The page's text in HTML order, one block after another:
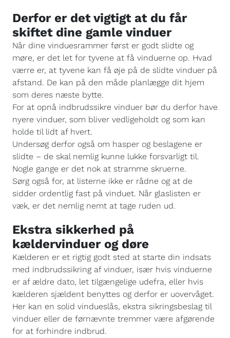
Derfor er det vigtigt at du får
skiftet dine gamle vinduer
Når dine vinduesrammer først er godt slidte og
møre, er det let for tyvene at få vinduerne op. Hvad
værre er, at tyvene kan få øje på de slidte vinduer på
afstand. De kan på den måde planlægge dit hjem
som deres næste bytte.
For at opnå indbrudssikre vinduer bør du derfor have
nyere vinduer, som bliver vedligeholdt og som kan
holde til lidt af hvert.
Undersøg derfor også om hasper og beslagene er
slidte – de skal nemlig kunne lukke forsvarligt til.
Nogle gange er det nok at stramme skruerne.
Sørg også for, at listerne ikke er rådne og at de
sidder ordentlig fast på vinduet. Når glaslisten er
væk, er det nemlig nemt at tage ruden ud.
Ekstra sikkerhed på
kældervinduer og døre
Kælderen er et rigtig godt sted at starte din indsats
med indbrudssikring af vinduer, især hvis vinduerne
er af ældre dato, let tilgængelige udefra, eller hvis
kælderen sjældent benyttes og derfor er uovervåget.
Her kan en solid vindueslås, ekstra sikringsbeslag til
vinduer eller de førnævnte tremmer være afgørende
for at forhindre indbrud.